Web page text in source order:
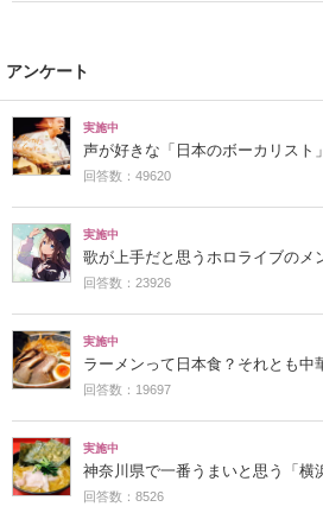
アンケート
実施中
声が好きな「日本のボーカリスト
回答数：49620
実施中
歌が上手だと思うホロライブのメ
回答数：23926
実施中
ラーメンって日本食？それとも中
回答数：19697
実施中
神奈川県で一番うまいと思う「横
回答数：8526